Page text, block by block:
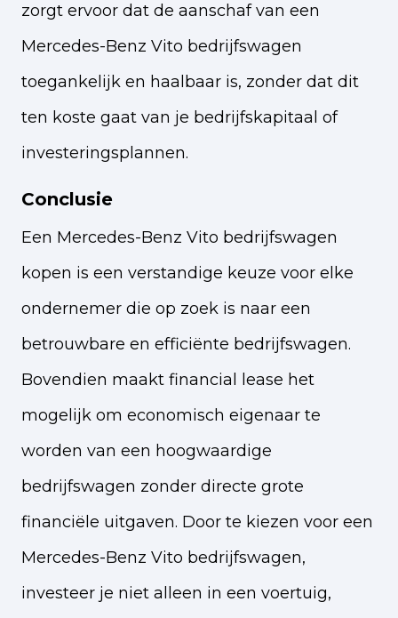
zorgt ervoor dat de aanschaf van een
Mercedes-Benz Vito bedrijfswagen
toegankelijk en haalbaar is, zonder dat dit
ten koste gaat van je bedrijfskapitaal of
investeringsplannen.
Conclusie
Een Mercedes-Benz Vito bedrijfswagen
kopen is een verstandige keuze voor elke
ondernemer die op zoek is naar een
betrouwbare en efficiënte bedrijfswagen.
Bovendien maakt financial lease het
mogelijk om economisch eigenaar te
worden van een hoogwaardige
bedrijfswagen zonder directe grote
financiële uitgaven. Door te kiezen voor een
Mercedes-Benz Vito bedrijfswagen,
investeer je niet alleen in een voertuig,